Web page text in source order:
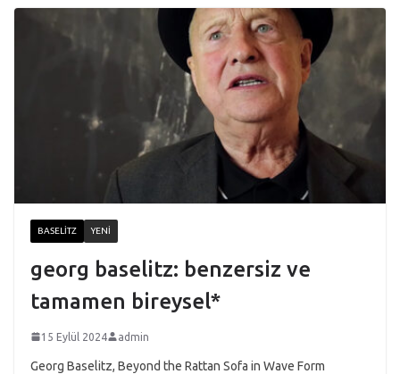
BASELITZ YENI
georg baselitz: benzersiz ve
tamamen bireysel*
15 Eylül 2024 admin
Georg Baselitz, Beyond the Rattan Sofa in Wave Form